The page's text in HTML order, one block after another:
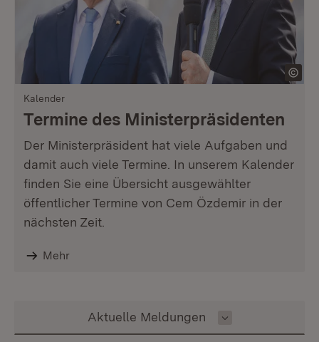
Kalender
Termine des Ministerpräsidenten
Der Ministerpräsident hat viele Aufgaben und
damit auch viele Termine. In unserem Kalender
finden Sie eine Übersicht ausgewählter
öffentlicher Termine von Cem Özdemir in der
nächsten Zeit.
Mehr
Inhalt auswählen
Aktuelle Meldungen